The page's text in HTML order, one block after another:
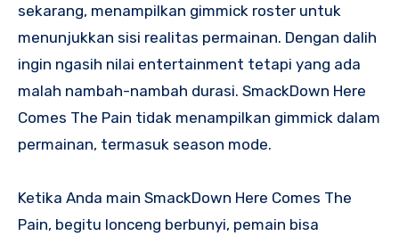
sekarang, menampilkan gimmick roster untuk
menunjukkan sisi realitas permainan. Dengan dalih
ingin ngasih nilai entertainment tetapi yang ada
malah nambah-nambah durasi. SmackDown Here
Comes The Pain tidak menampilkan gimmick dalam
permainan, termasuk season mode.
Ketika Anda main SmackDown Here Comes The
Pain, begitu lonceng berbunyi, pemain bisa